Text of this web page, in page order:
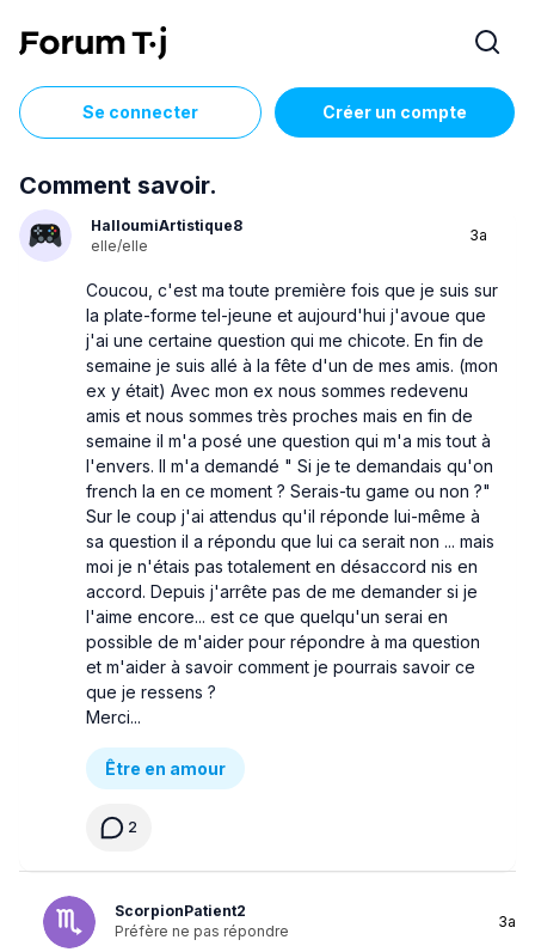
Se connecter Créer un compte
Comment savoir.
HalloumiArtistique8
elle/elle
3a
Coucou, c'est ma toute première fois que je suis sur
la plate-forme tel-jeune et aujourd'hui j'avoue que
j'ai une certaine question qui me chicote. En fin de
semaine je suis allé à la fête d'un de mes amis. (mon
ex y était) Avec mon ex nous sommes redevenu
amis et nous sommes très proches mais en fin de
semaine il m'a posé une question qui m'a mis tout à
l'envers. Il m'a demandé " Si je te demandais qu'on
french la en ce moment ? Serais-tu game ou non ?"
Sur le coup j'ai attendus qu'il réponde lui-même à
sa question il a répondu que lui ca serait non ... mais
moi je n'étais pas totalement en désaccord nis en
accord. Depuis j'arrête pas de me demander si je
l'aime encore... est ce que quelqu'un serai en
possible de m'aider pour répondre à ma question
et m'aider à savoir comment je pourrais savoir ce
que je ressens ?
Merci...
Être en amour
2
ScorpionPatient2
Préfère ne pas répondre
3a